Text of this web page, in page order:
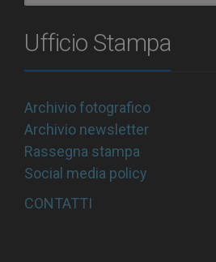
Ufficio Stampa
Archivio fotografico
Archivio newsletter
Rassegna stampa
Social media policy
CONTATTI